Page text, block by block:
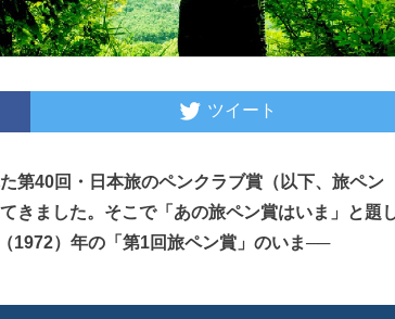
ツイート
第40回・日本旅のペンクラブ賞（以下、旅ペン
きました。そこで「あの旅ペン賞はいま」と題し
1972）年の「第1回旅ペン賞」のいま──